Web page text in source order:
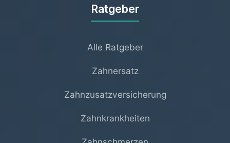
Ratgeber
Alle Ratgeber
Zahnersatz
Zahnzusatzversicherung
Zahnkrankheiten